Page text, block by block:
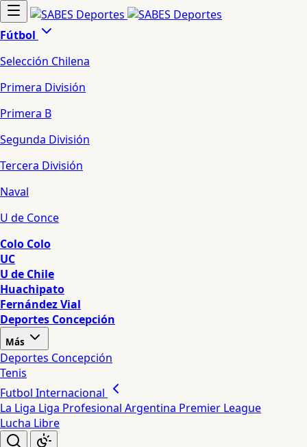
Fútbol
Selección Chilena
Primera División
Primera B
Segunda División
Tercera División
Naval
U de Conce
Colo Colo
UC
U de Chile
Huachipato
Fernández Vial
Deportes Concepción
Más
Deportes Concepción
Tenis
Futbol Internacional
La Liga Liga Profesional Argentina Premier League
Lucha Libre